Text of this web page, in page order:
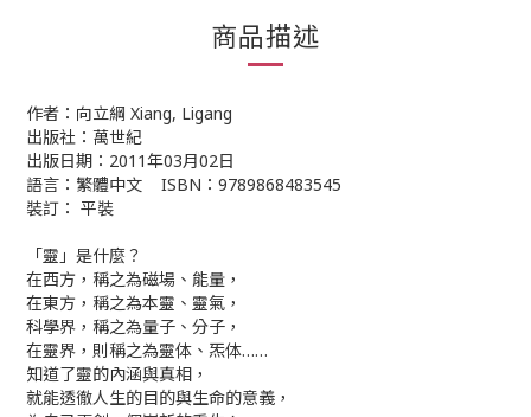
商品描述
作者：向立綱 Xiang, Ligang
出版社：萬世紀
出版日期：2011年03月02日
語言：繁體中文 ISBN：9789868483545
裝訂： 平裝
「靈」是什麼？
在西方，稱之為磁場、能量，
在東方，稱之為本靈、靈氣，
科學界，稱之為量子、分子，
在靈界，則稱之為靈体、炁体……
知道了靈的內涵與真相，
就能透徹人生的目的與生命的意義，